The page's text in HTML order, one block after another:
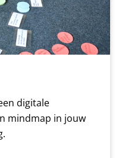
digitale
mindmap in jouw